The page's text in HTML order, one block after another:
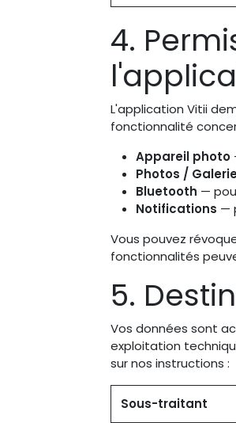
4.
L'application Vitii
fonctionnalité
Appareil photo
Photos /
Bluetooth —
Notifications —
Vous pouvez
fonctionnalités
5.
Vos données sont
exploitation
sur nos instructions :
Sous-traitant